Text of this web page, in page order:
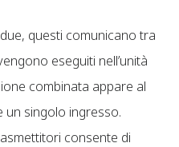
questi comunicano tra
eseguiti nell’unità
combinata appare al
un singolo ingresso.
consente di